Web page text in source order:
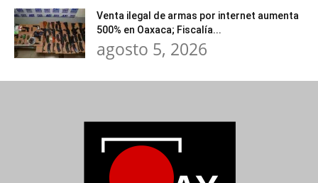
Venta ilegal de armas por internet aumenta
500% en Oaxaca; Fiscalía...
agosto 5, 2026